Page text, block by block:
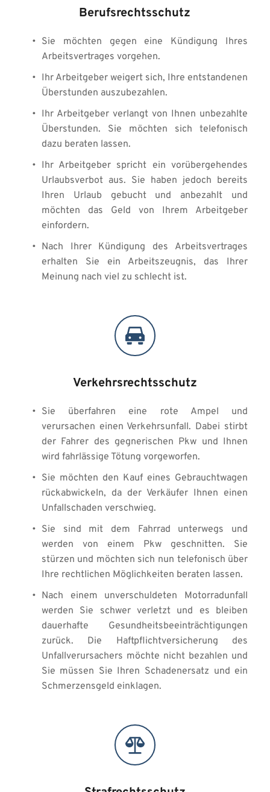
Berufsrechtsschutz
Sie möchten gegen eine Kündigung Ihres
Arbeitsvertrages vorgehen.
Ihr Arbeitgeber weigert sich, Ihre entstandenen
Überstunden auszubezahlen.
Ihr Arbeitgeber verlangt von Ihnen unbezahlte
Überstunden. Sie möchten sich telefonisch
dazu beraten lassen.
Ihr Arbeitgeber spricht ein vorübergehendes
Urlaubsverbot aus. Sie haben jedoch bereits
Ihren Urlaub gebucht und anbezahlt und
möchten das Geld von Ihrem Arbeitgeber
einfordern.
Nach Ihrer Kündigung des Arbeitsvertrages
erhalten Sie ein Arbeitszeugnis, das Ihrer
Meinung nach viel zu schlecht ist.
Verkehrsrechtsschutz
Sie überfahren eine rote Ampel und
verursachen einen Verkehrsunfall. Dabei stirbt
der Fahrer des gegnerischen Pkw und Ihnen
wird fahrlässige Tötung vorgeworfen.
Sie möchten den Kauf eines Gebrauchtwagen
rückabwickeln, da der Verkäufer Ihnen einen
Unfallschaden verschwieg.
Sie sind mit dem Fahrrad unterwegs und
werden von einem Pkw geschnitten. Sie
stürzen und möchten sich nun telefonisch über
Ihre rechtlichen Möglichkeiten beraten lassen.
Nach einem unverschuldeten Motorradunfall
werden Sie schwer verletzt und es bleiben
dauerhafte Gesundheitsbeeinträchtigungen
zurück. Die Haftpflichtversicherung des
Unfallverursachers möchte nicht bezahlen und
Sie müssen Sie Ihren Schadenersatz und ein
Schmerzensgeld einklagen.